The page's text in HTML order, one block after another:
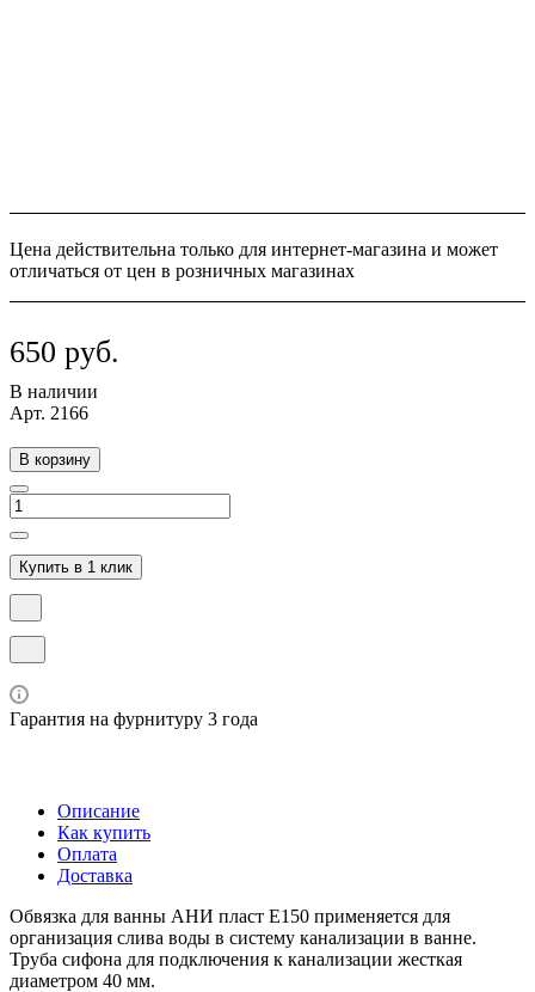
Цена действительна только для интернет-магазина и может
отличаться от цен в розничных магазинах
650 руб.
В наличии
Арт. 2166
В корзину
Купить в 1 клик
Гарантия на фурнитуру 3 года
Описание
Как купить
Оплата
Доставка
Обвязка для ванны АНИ пласт E150 применяется для
организация слива воды в систему канализации в ванне.
Труба сифона для подключения к канализации жесткая
диаметром 40 мм.